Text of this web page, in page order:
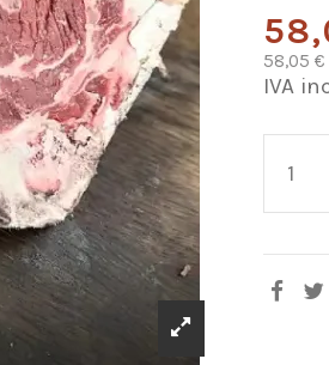
58,05 €
IVA